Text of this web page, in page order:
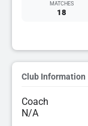
MATCHES
18
Club Information
Coach
N/A